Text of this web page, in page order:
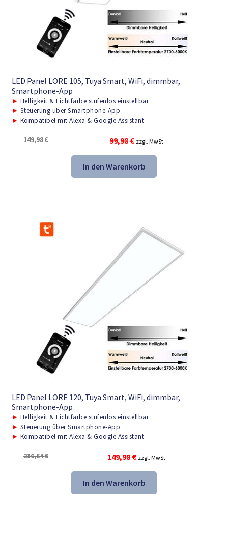
LED Panel LORE 105, Tuya Smart, WiFi, dimmbar,
Smartphone-App
► Helligkeit & Lichtfarbe stufenlos einstellbar
► Steuerung über Smartphone-App
► Kompatibel mit Alexa & Google Assistant
149,98€
Ursprünglicher
war:
149,98 €
99,98 €Aktueller
ist:
99,98 €.
zzgl. MwSt.
In den Warenkorb
LED Panel LORE 120, Tuya Smart, WiFi, dimmbar,
Smartphone-App
► Helligkeit & Lichtfarbe stufenlos einstellbar
► Steuerung über Smartphone-App
► Kompatibel mit Alexa & Google Assistant
216,64€
Ursprünglicher
war:
216,64 €
149,98 €Aktueller
ist:
149,98 €.
zzgl. MwSt.
In den Warenkorb